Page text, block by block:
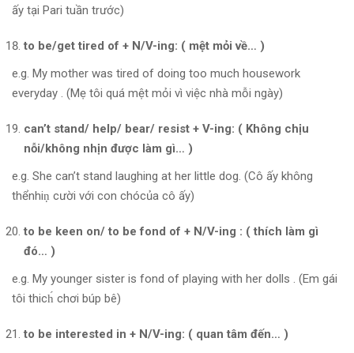
ấy tại Pari tuần trước)
to be/get tired of + N/V-ing: ( mệt mỏi về… )
e.g. My mother was tired of doing too much housework
everyday . (Mẹ tôi quá mệt mỏi vì việc nhà mỗi ngày)
can’t stand/ help/ bear/ resist + V-ing: ( Không chịu
nỗi/không nhịn được làm gì… )
e.g. She can’t stand laughing at her little dog. (Cô ấy không
thểnhiṇ cười với con chócủa cô ấy)
to be keen on/ to be fond of + N/V-ing : ( thích làm gì
đó… )
e.g. My younger sister is fond of playing with her dolls . (Em gái
tôi thich́ chơi búp bê)
to be interested in + N/V-ing: ( quan tâm đến… )